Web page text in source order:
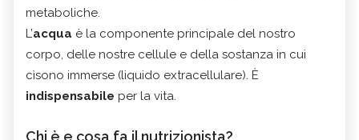
metaboliche.
L’acqua è la componente principale del nostro
corpo, delle nostre cellule e della sostanza in cui
cìsono immerse (liquido extracellulare). È
indispensabile per la vita.
Chi è e cosa fa il nutrizionista?